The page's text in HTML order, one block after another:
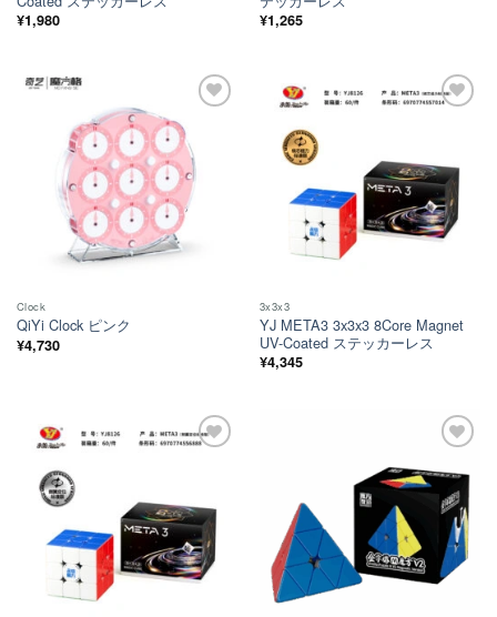
¥1,980 ¥1,265
Clock
QiYi Clock ピンク
¥4,730
3x3x3
YJ META3 3x3x3 8Core Magnet
UV-Coated ステッカーレス
¥4,345
い！